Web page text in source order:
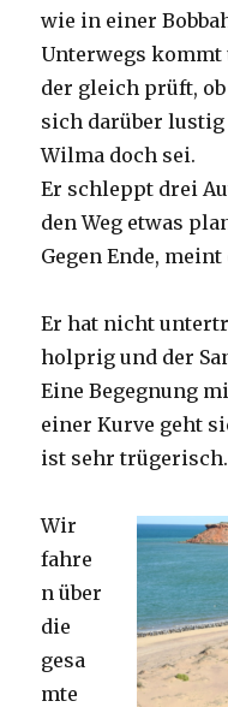
wie in einer
Unterwegs kommt
der gleich prüft,
sich darüber
Wilma doch sei.
Er schleppt drei
den Weg etwas
Gegen Ende,
Er hat nicht
holprig und der
Eine Begegnung
einer Kurve geht
ist sehr trügerisch.
Wir
fahre
n über
die
gesa
mte